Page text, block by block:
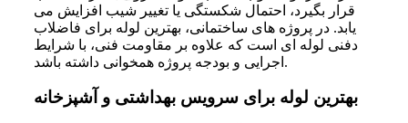
قرار بگیرد، احتمال شکستگی یا تغییر شیب افزایش می
یابد. در پروژه های ساختمانی، بهترین لوله برای فاضلاب
دفنی لوله ای است که علاوه بر مقاومت فنی، با شرایط
اجرایی و بودجه پروژه همخوانی داشته باشد.
بهترین لوله برای سرویس بهداشتی و آشپزخانه